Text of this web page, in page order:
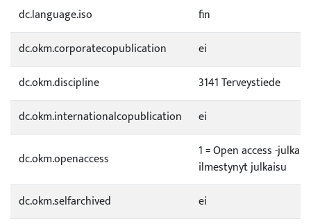
dc.language.iso
fin
dc.okm.corporatecopublication
ei
dc.okm.discipline
3141 Terveystiede
dc.okm.internationalcopublication
ei
dc.okm.openaccess
1 = Open access -
ilmestynyt julkaisu
dc.okm.selfarchived
ei